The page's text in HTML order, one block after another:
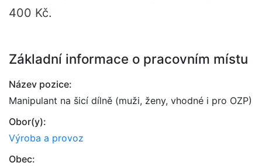
400 Kč.
Základní informace o pracovním místu
Název pozice:
Manipulant na šicí dílně (muži, ženy, vhodné i pro OZP)
Obor(y):
Výroba a provoz
Obec: